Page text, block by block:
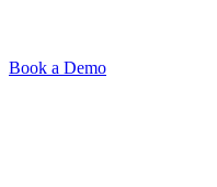
Book a Demo